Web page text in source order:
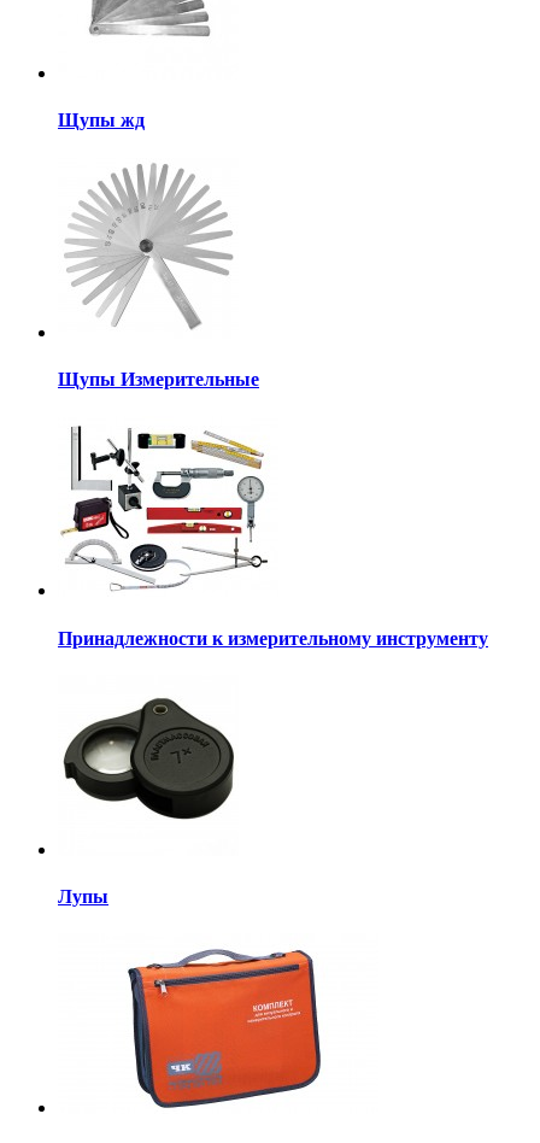
Щупы жд
Щупы Измерительные
Принадлежности к измерительному инструменту
Лупы